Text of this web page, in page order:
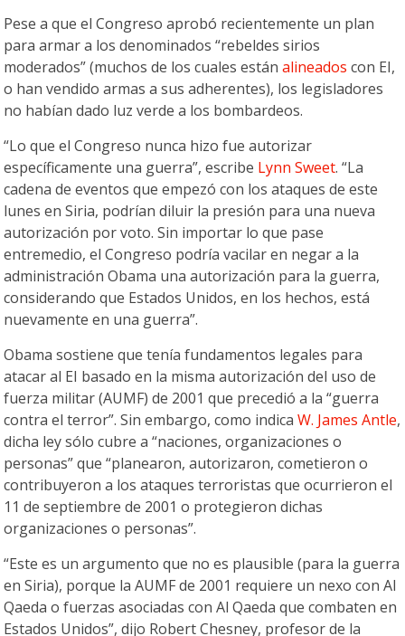
Pese a que el Congreso aprobó recientemente un plan
para armar a los denominados “rebeldes sirios
moderados” (muchos de los cuales estánalineados con EI,
o han vendido armas a sus adherentes), los legisladores
no habían dado luz verde a los bombardeos.
“Lo que el Congreso nunca hizo fue autorizar
específicamente una guerra”, escribe Lynn Sweet. “La
cadena de eventos que empezó con los ataques de este
lunes en Siria, podrían diluir la presión para una nueva
autorización por voto. Sin importar lo que pase
entremedio, el Congreso podría vacilar en negar a la
administración Obama una autorización para la guerra,
considerando que Estados Unidos, en los hechos, está
nuevamente en una guerra”.
Obama sostiene que tenía fundamentos legales para
atacar al EI basado en la misma autorización del uso de
fuerza militar (AUMF) de 2001 que precedió a la “guerra
contra el terror”. Sin embargo, como indicaW. James Antle,
dicha ley sólo cubre a “naciones, organizaciones o
personas” que “planearon, autorizaron, cometieron o
contribuyeron a los ataques terroristas que ocurrieron el
11 de septiembre de 2001 o protegieron dichas
organizaciones o personas”.
“Este es un argumento que no es plausible (para la guerra
en Siria), porque la AUMF de 2001 requiere un nexo con Al
Qaeda o fuerzas asociadas con Al Qaeda que combaten en
Estados Unidos”, dijo Robert Chesney, profesor de la